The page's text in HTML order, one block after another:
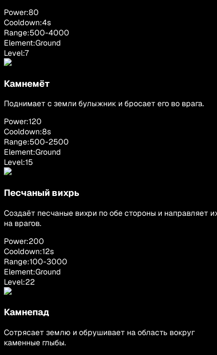
Power:80
Cooldown:4s
Range:500-4000
Element:Ground
Level:7
Камнемёт
Поднимает с земли булыжник и бросает его во врага.
Power:120
Cooldown:8s
Range:500-2500
Element:Ground
Level:15
Песчаный вихрь
Создаёт песчаные вихри по обе стороны и направляет
на врагов.
Power:200
Cooldown:12s
Range:100-3000
Element:Ground
Level:22
Камнепад
Сотрясает землю и обрушивает на область вокруг
каменные глыбы.